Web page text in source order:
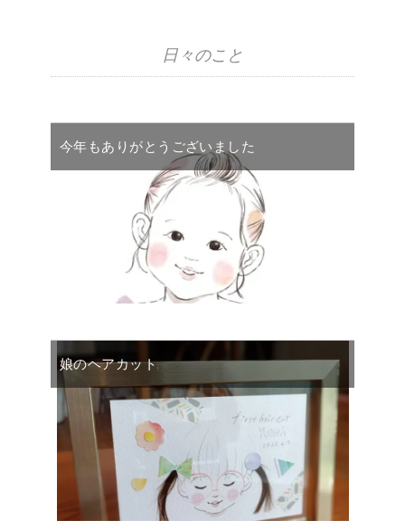
日々のこと
今年もありがとうございました
娘のヘアカット